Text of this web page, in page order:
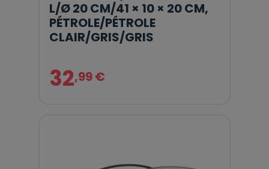
L/Ø 20 CM/41 × 10 × 20 CM,
PÉTROLE/PÉTROLE
CLAIR/GRIS/GRIS
32,99 €